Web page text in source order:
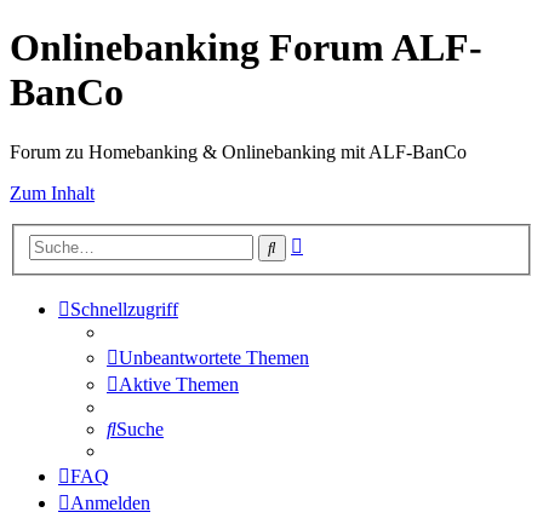
Onlinebanking Forum ALF-
BanCo
Forum zu Homebanking & Onlinebanking mit ALF-BanCo
Zum Inhalt
Suche
Schnellzugriff
Unbeantwortete Themen
Aktive Themen
Suche
FAQ
Anmelden